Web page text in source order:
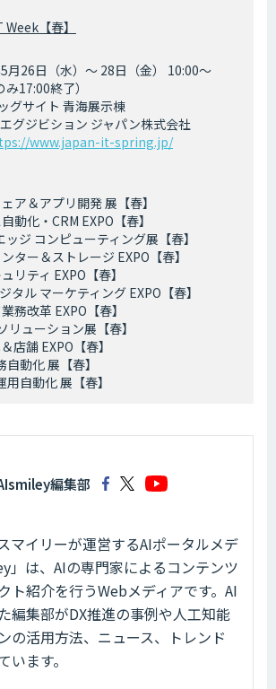
【春】
26日（水）～ 28日（金） 10:00～
17:00終了）
サイト 青海展示棟
グジビション ジャパン株式会社
www.japan-it-spring.jp/
ア＆アプリ開発 展【春】
動化・CRM EXPO【春】
ジ コンピューティング展【春】
ター＆ストレージ EXPO【春】
リティ EXPO【春】
タル マーケティング EXPO【春】
務改革 EXPO【春】
ューション展【春】
店舗 EXPO【春】
動化 展【春】
自動化 展【春】
編集部
マイリーが運営するAIポータルメデ
」は、AIの専門家によるコンテンツ
ト紹介を行うWebメディアです。AI
編集部がDX推進の事例や人工知能
の活用方法、ニュース、トレンド
います。